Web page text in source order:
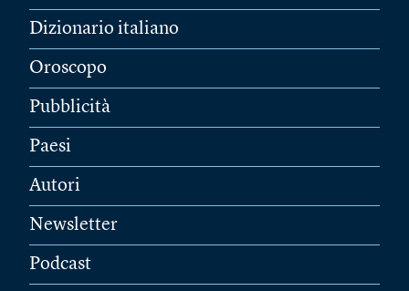
Dizionario italiano
Oroscopo
Pubblicità
Paesi
Autori
Newsletter
Podcast